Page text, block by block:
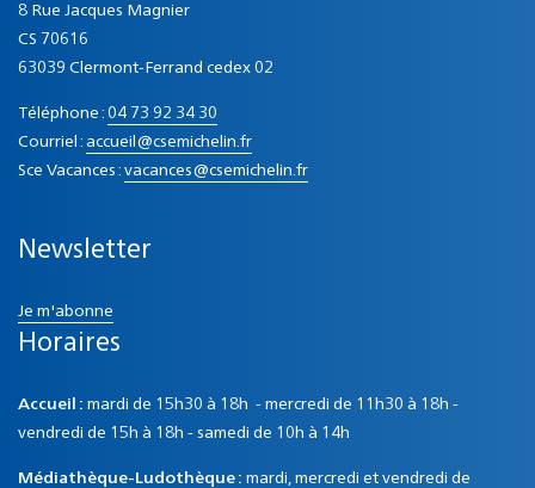
8 Rue Jacques Magnier
CS 70616
63039 Clermont-Ferrand cedex 02
Téléphone : 04 73 92 34 30
Courriel : accueil@csemichelin.fr
Sce Vacances : vacances@csemichelin.fr
Newsletter
Je m'abonne
Horaires
Accueil : mardi de 15h30 à 18h - mercredi de 11h30 à 18h -
vendredi de 15h à 18h - samedi de 10h à 14h
Médiathèque-Ludothèque : mardi, mercredi et vendredi de